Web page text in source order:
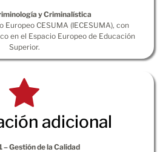
y Criminalística
CESUMA (IECESUMA), con
en el Espacio Europeo de Educación
Superior.
adicional
– Gestión de la Calidad